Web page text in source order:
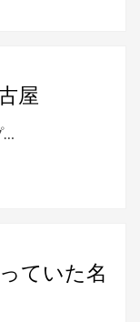
屋
…
ていた名